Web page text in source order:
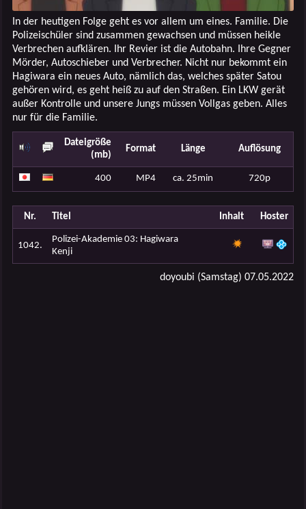
In der heutigen Folge geht es vor allem um eines. Familie. Die
Polizeischüler sind zusammen gewachsen und müssen heikle
Verbrechen aufklären. Ihr Revier ist die Autobahn. Ihre Gegner
Mörder, Autoschieber und Verbrecher. Nicht nur bekommt ein
Hagiwara ein neues Auto, nämlich das, welches später Satou
gehören wird, es geht heiß zu auf den Straßen. Ein LKW gerät
außer Kontrolle und unsere Jungs müssen Vollgas geben. Alles
nur für die Familie.
Dateigröße
(mb)
Format Länge Auflösung
400 MP4 ca. 25min 720p
Nr. Titel Inhalt Hoster
1042.
Polizei-Akademie 03: Hagiwara
Kenji
doyoubi (Samstag) 07.05.2022